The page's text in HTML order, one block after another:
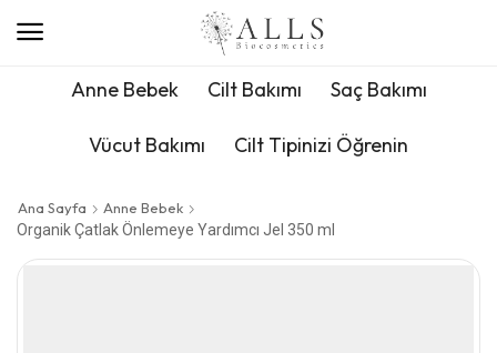
Anne Bebek Cilt Bakımı Saç Bakımı
Vücut Bakımı Cilt Tipinizi Öğrenin
Ana Sayfa
Anne Bebek
Organik Çatlak Önlemeye Yardımcı Jel 350 ml